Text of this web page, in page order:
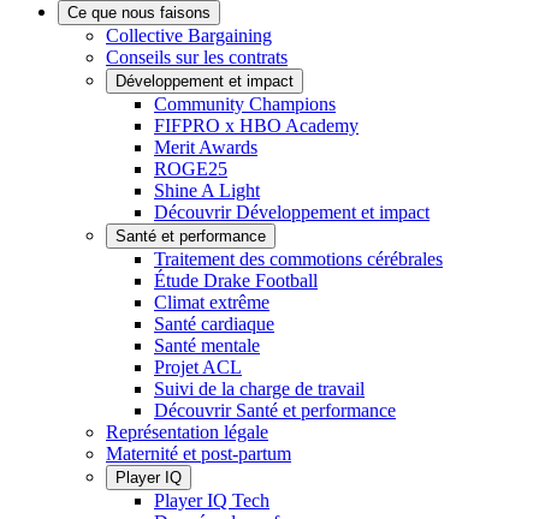
Ce que nous faisons
Collective Bargaining
Conseils sur les contrats
Développement et impact
Community Champions
FIFPRO x HBO Academy
Merit Awards
ROGE25
Shine A Light
Découvrir Développement et impact
Santé et performance
Traitement des commotions cérébrales
Étude Drake Football
Climat extrême
Santé cardiaque
Santé mentale
Projet ACL
Suivi de la charge de travail
Découvrir Santé et performance
Représentation légale
Maternité et post-partum
Player IQ
Player IQ Tech